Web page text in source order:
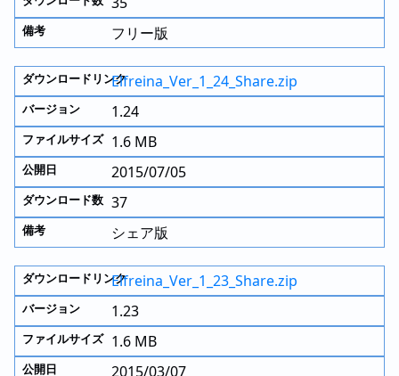
フリー版
Elfreina_Ver_1_24_Share.zip
1.24
1.6 MB
2015/07/05
37
シェア版
Elfreina_Ver_1_23_Share.zip
1.23
1.6 MB
2015/03/07